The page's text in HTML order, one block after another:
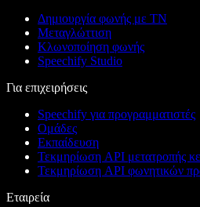
Δημιουργία φωνής με ΤΝ
Μεταγλώττιση
Κλωνοποίηση φωνής
Speechify Studio
Για επιχειρήσεις
Speechify για προγραμματιστές
Ομάδες
Εκπαίδευση
Τεκμηρίωση API μετατροπής
Τεκμηρίωση API φωνητικών
Εταιρεία